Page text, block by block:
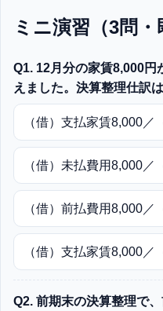
ミニ演習（3問・
Q1. 12月分の家賃8,000円
えました。決算整理仕訳
（借）支払家賃8,000
（借）未払費用8,000
（借）前払費用8,000
（借）支払家賃8,000／
Q2. 前期末の決算整理で